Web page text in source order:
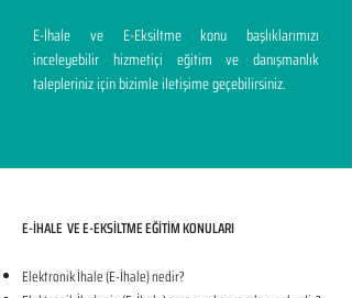
E-İhale ve E-Eksiltme konu başlıklarımızı
inceleyebilir hizmetiçi eğitim ve danışmanlık
talepleriniz için bizimle iletişime geçebilirsiniz.
E-İHALE VE E-EKSİLTME EĞİTİM KONULARI​
Elektronik İhale (E-İhale) nedir?